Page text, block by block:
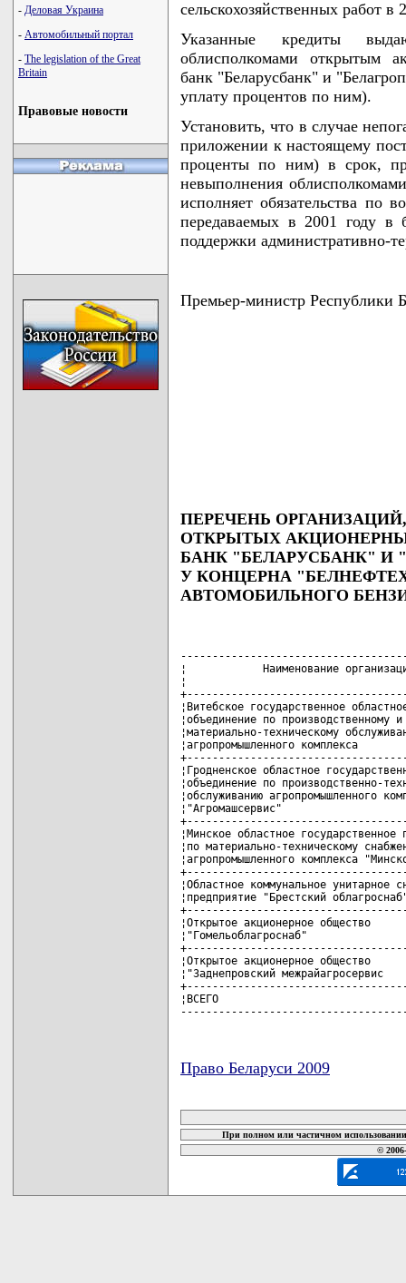
- Деловая Украина
- Автомобильный портал
- The legislation of the Great
Britain
Правовые новости
сельскохозяйственных работ в
Указанные кредиты
облисполкомами открытым
банк "Беларусбанк" и
уплату процентов по ним).
Установить, что в случае
приложении к настоящему
проценты по ним) в срок,
невыполнения
исполняет обязательства по
передаваемых в 2001 году в
поддержки административно-
Премьер-министр
ПЕРЕЧЕНЬ
ОТКРЫТЫХ
БАНК "БЕЛАРУСБАНК" И
У КОНЦЕРНА
АВТОМОБИЛЬНОГО
¦            Наименование
¦
¦Витебское государственное
¦объединение по
¦материально-техническому
¦агропромышленного
¦Гродненское областное
¦объединение по
¦обслуживанию
¦"Агромашсервис"
¦Минское областное
¦по материально-
¦агропромышленного комплекса
¦Областное коммунальное
¦предприятие "Брестский
¦Открытое акционерное
¦"Гомельоблагроснаб"
¦Открытое акционерное
¦"Заднепровский
¦ВСЕГО
Право Беларуси 2009
При полном или частичном
©